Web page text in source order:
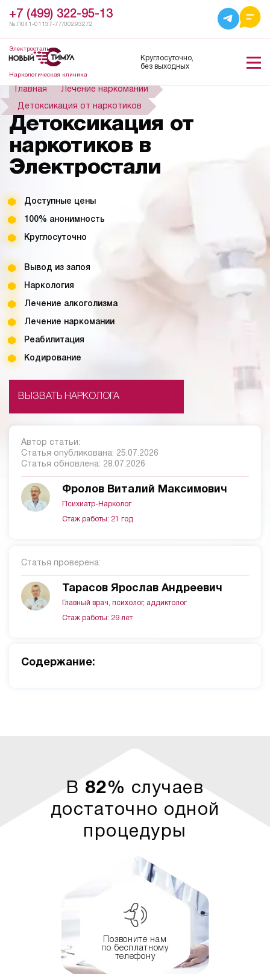
+7 (499) 322-95-13
№ Л041-01137-77/00293272
Электросталь
Наркологическая клиника
Круглосуточно,
без выходных
Главная Лечение наркомании
Детоксикация от наркотиков
Детоксикация от
наркотиков в
Электростали
Доступные цены
100% анонимность
Круглосуточно
Вывод из запоя
Наркология
Лечение алкоголизма
Лечение наркомании
Реабилитация
Кодирование
ВЫЗВАТЬ НАРКОЛОГА
Cодержание:
Автор статьи:
Статья опубликована: 25.07.2026
Статья обновлена: 28.07.2026
Фролов Виталий Максимович
Психиатр-Нарколог
Стаж работы: 21 год
Статья проверена:
Тарасов Ярослав Андреевич
Главный врач, психолог, аддиктолог
Стаж работы: 29 лет
В 82% случаев
достаточно одной
процедуры
Позвоните нам
по бесплатному
телефону